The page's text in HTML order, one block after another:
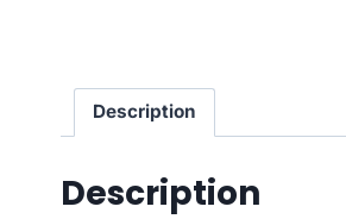
Description
Description